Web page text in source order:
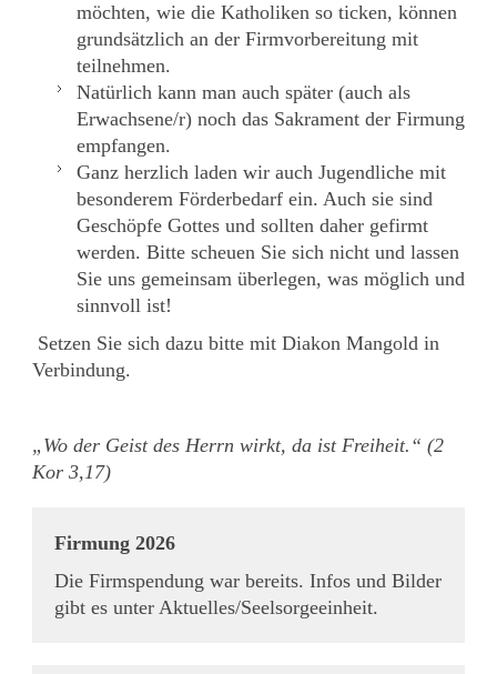
möchten, wie die Katholiken so ticken, können
grundsätzlich an der Firmvorbereitung mit
teilnehmen.
Natürlich kann man auch später (auch als
Erwachsene/r) noch das Sakrament der Firmung
empfangen.
Ganz herzlich laden wir auch Jugendliche mit
besonderem Förderbedarf ein. Auch sie sind
Geschöpfe Gottes und sollten daher gefirmt
werden. Bitte scheuen Sie sich nicht und lassen
Sie uns gemeinsam überlegen, was möglich und
sinnvoll ist!
Setzen Sie sich dazu bitte mit Diakon Mangold in
Verbindung.
„Wo der Geist des Herrn wirkt, da ist Freiheit.“ (2
Kor 3,17)
Firmung 2026
Die Firmspendung war bereits. Infos und Bilder
gibt es unter Aktuelles/Seelsorgeeinheit.